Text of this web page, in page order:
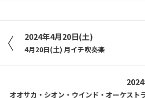
2024年4月20日(土)
4月20日(土) 月イチ吹奏楽
オオサカ・シオン・ウインド・オーケスト